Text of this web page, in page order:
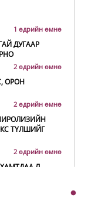
1 өдрийн өмнө
ДУГААР
2 өдрийн өмнө
ОРОН
2 өдрийн өмнө
ТҮЛШИЙГ
2 өдрийн өмнө
Л